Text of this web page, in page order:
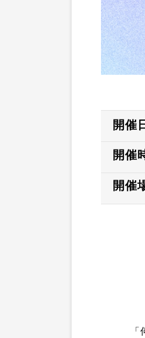
開催
開催
開催